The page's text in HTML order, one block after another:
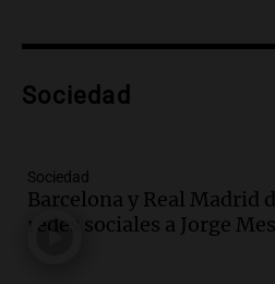
del desayuno ideal:
Audio.Murió
Sociedad
Sociedad
Barcelona y Real Madrid
redes sociales a Jorge